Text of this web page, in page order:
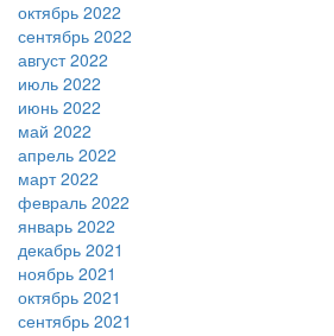
октябрь 2022
сентябрь 2022
август 2022
июль 2022
июнь 2022
май 2022
апрель 2022
март 2022
февраль 2022
январь 2022
декабрь 2021
ноябрь 2021
октябрь 2021
сентябрь 2021